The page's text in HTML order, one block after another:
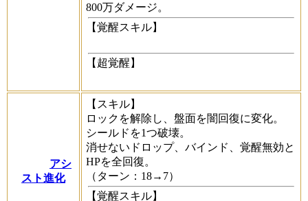
800万ダメージ。
【覚醒スキル】
【超覚醒】
アシ
スト進化
【スキル】
ロックを解除し、盤面を闇回復に変化。
シールドを1つ破壊。
消せないドロップ、バインド、覚醒無効と
HPを全回復。
（ターン：18→7）
【覚醒スキル】